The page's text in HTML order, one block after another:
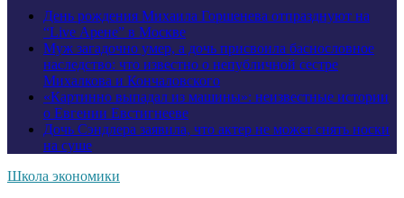
День рождения Михаила Горшенева отпразднуют на
“Live Арене” в Москве
Муж загадочно умер, а дочь присвоила баснословное
наследство: что известно о непубличной сестре
Михалкова и Кончаловского
«Картинно выпадал из машины»: неизвестные истории
о Евгении Евстигнееве
Дочь Сэндлера заявила, что актер не может снять носки
на суше
Школа экономики